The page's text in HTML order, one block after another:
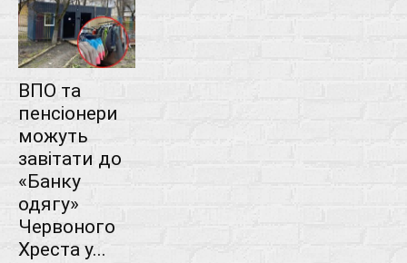
ВПО та
пенсіонери
можуть
завітати до
«Банку
одягу»
Червоного
Хреста у...